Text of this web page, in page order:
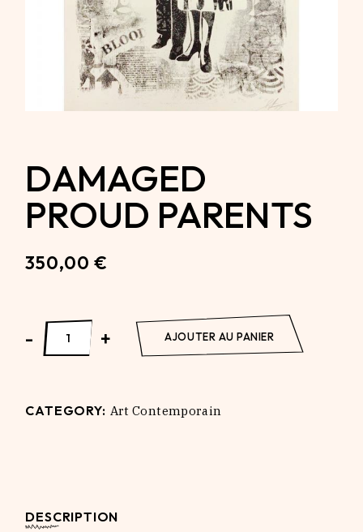
DAMAGED
PROUD PARENTS
350,00 €
Damaged Proud Parents quantity
- + AJOUTER AU PANIER
CATEGORY: Art Contemporain
DESCRIPTION